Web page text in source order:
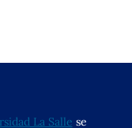
La Salle se